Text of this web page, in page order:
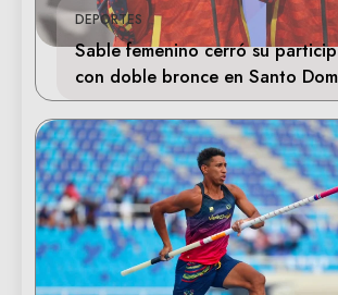
DEPORTES
Sable femenino cerró su
con doble bronce en Santo